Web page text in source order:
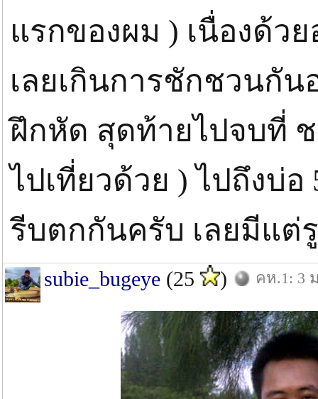
แรกของผม ) เนื่องด้ว
เลยเกินการชักชวนกัน
ฝึกหัด สุดท้ายไปจบที่
ไปเที่ยวด้วย ) ไปถึงบ่
รีบตกกันครับ เลยมีแต่
subie_bugeye (25 ) คห.1: 3